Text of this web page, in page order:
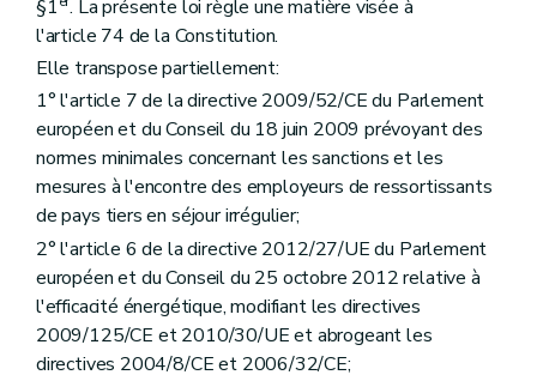
Art. 25
Art. 26
Art. 27
Art. 28
Art. 29
Art. 30
Art. 31
Art. 32
Art. 33
Art. 34
Chapitre 2 Procédures de passation
Art. 35
Art. 36
Art. 37
Art. 38
Art. 39
§1 . La présente loi règle une matière visée à
l'article 74 de la Constitution.
Elle transpose partiellement:
1° l'article 7 de la directive 2009/52/CE du Parlement
européen et du Conseil du 18 juin 2009 prévoyant des
normes minimales concernant les sanctions et les
mesures à l'encontre des employeurs de ressortissants
de pays tiers en séjour irrégulier;
2° l'article 6 de la directive 2012/27/UE du Parlement
européen et du Conseil du 25 octobre 2012 relative à
l'efficacité énergétique, modifiant les directives
2009/125/CE et 2010/30/UE et abrogeant les
directives 2004/8/CE et 2006/32/CE;